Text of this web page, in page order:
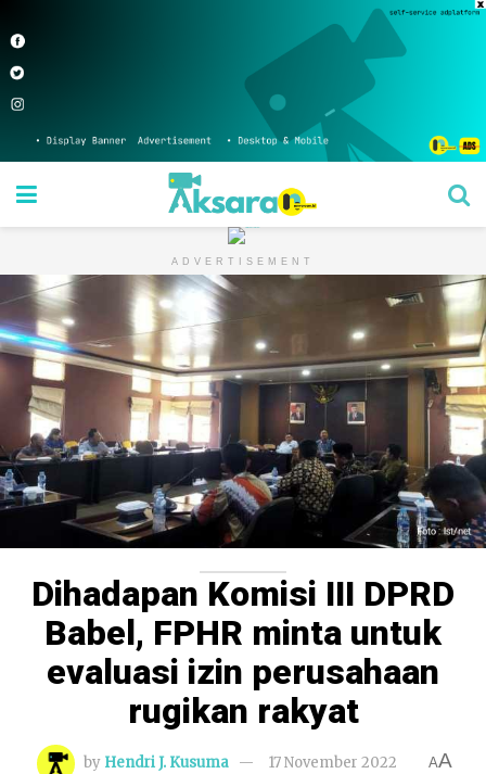
ADVERTISEMENT
Dihadapan Komisi III DPRD
Babel, FPHR minta untuk
evaluasi izin perusahaan
rugikan rakyat
by Hendri J. Kusuma 17 November 2022 AA